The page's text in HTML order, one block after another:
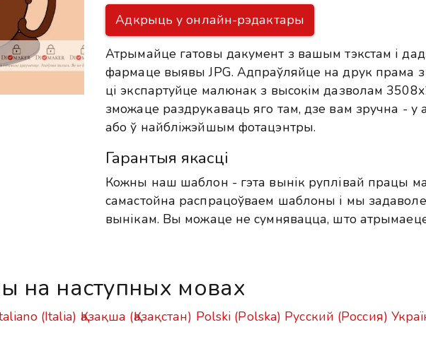
Адкрыць у онлайн-рэдактары
Атрымайце гатовы дакумент з вашым тэкстам і
фармаце выявы JPG. Адпраўляйце на друк прама
ці экспартуйце малюнак з высокім дазволам
зможаце раздрукаваць яго там, дзе вам зручна - у
або ў найбліжэйшым фотацэнтры.
Гарантыя якасці
Кожны наш шаблон - гэта вынік руплівай працы
самастойна распрацоўваем шаблоны і мы
вынікам. Вы можаце не сумнявацца, што
на наступных мовах
(Italia) Қазақша (Қазақстан) Polski (Polska) Русский (Россия)